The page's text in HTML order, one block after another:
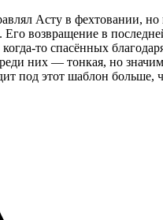
Асту в фехтовании,
возвращение в
то спасённых
них — тонкая, но
под этот шаблон